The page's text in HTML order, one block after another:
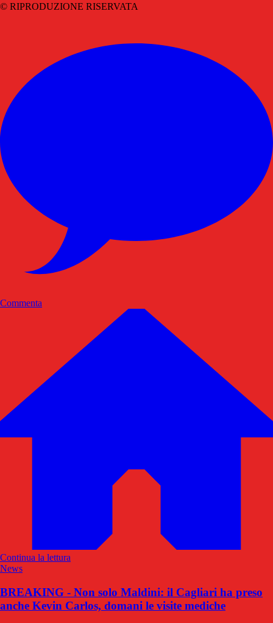
© RIPRODUZIONE RISERVATA
Commenta
Continua la lettura
News
BREAKING - Non solo Maldini: il Cagliari ha preso
anche Kevin Carlos, domani le visite mediche